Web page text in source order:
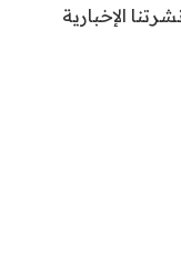
الإخبارية